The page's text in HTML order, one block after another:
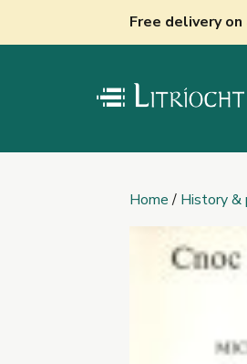
Free delivery
Home/ History &